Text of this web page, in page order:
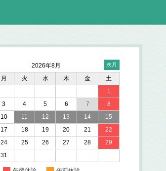
2026年8月
月 火 水 木 金
土
1
3 4 5 6 7
8
10 11 12 13 14
15
17 18 19 20 21
22
24 25 26 27 28
29
31